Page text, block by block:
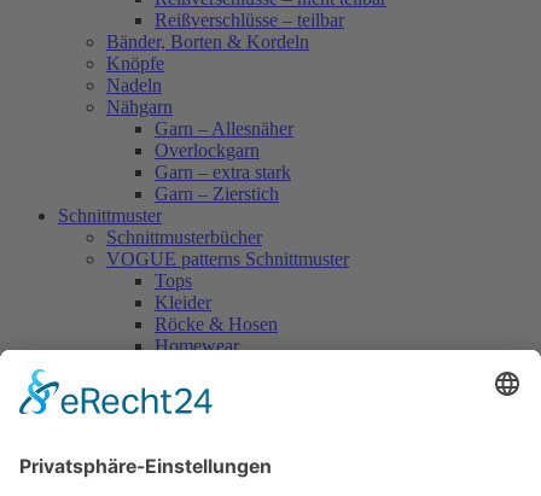
Reißverschlüsse – teilbar
Bänder, Borten & Kordeln
Knöpfe
Nadeln
Nähgarn
Garn – Allesnäher
Overlockgarn
Garn – extra stark
Garn – Zierstich
Schnittmuster
Schnittmusterbücher
VOGUE patterns Schnittmuster
Tops
Kleider
Röcke & Hosen
Homewear
Vogue Vintage
Herren
Accessoires
Einzelschnittmuster Burda